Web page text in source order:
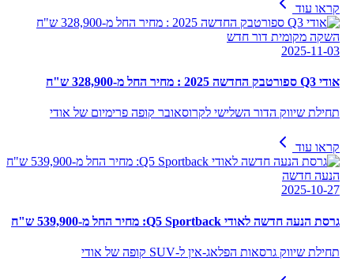
קראו עוד
השקה מקומית דור חדש
2025-11-03
אודי Q3 ספורטבק החדשה 2025 : מחיר החל מ-328,900 ש"ח
תחילת שיווק הדור השלישי לקרוסאובר קופה פרימיום של אודי
קראו עוד
הנעה חדשה
2025-10-27
גרסת הנעה חדשה לאודי Q5 Sportback: מחיר החל מ-539,900 ש"ח
תחילת שיווק גרסאות הפלאג-אין ל-SUV קופה של אודי